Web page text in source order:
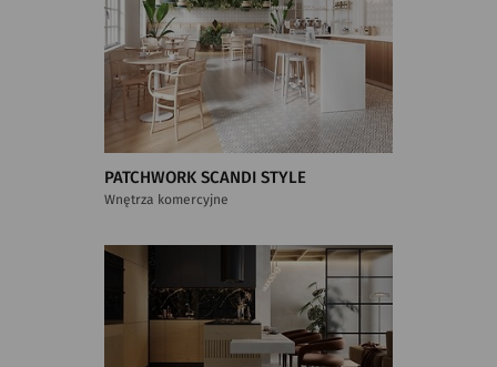
PATCHWORK SCANDI STYLE
Wnętrza komercyjne